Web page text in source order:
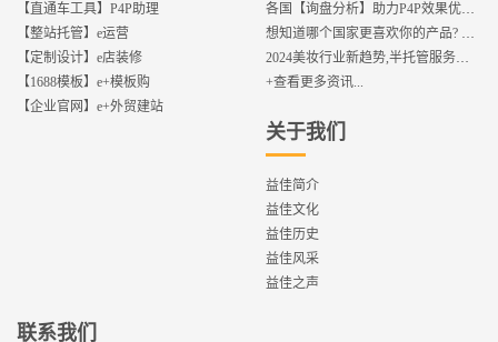
【直通车工具】P4P助理
【整站托管】e运营
【定制设计】e店装修
【1688模板】e+模板购
【企业官网】e+外贸建站
各国【询盘分析】助力P4P效果优化,提升ROI!
想知道哪个国家更喜欢你的产品? 来这找到答案!
2024美妆行业新趋势,半托管服务抢占流量红利
+查看更多资讯...
关于我们
益佳简介
益佳文化
益佳历史
益佳风采
益佳之声
联系我们